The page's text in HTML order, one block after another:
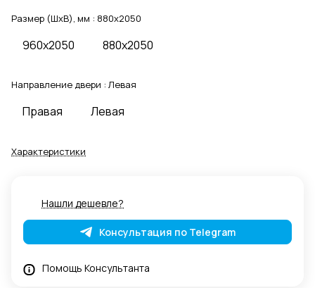
Размер (ШхВ), мм : 880x2050
960x2050 880x2050
Направление двери : Левая
Правая Левая
Характеристики
Нашли дешевле?
Консультация по Telegram
Помощь Консультанта